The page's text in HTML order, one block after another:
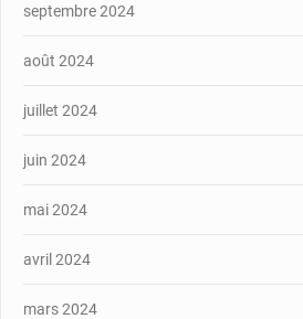
septembre 2024
août 2024
juillet 2024
juin 2024
mai 2024
avril 2024
mars 2024